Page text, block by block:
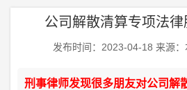
公司解散清算专项法
发布时间：2023-04-18 来源
刑事律师发现很多朋友对公司解